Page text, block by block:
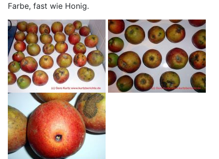
Farbe, fast wie Honig.